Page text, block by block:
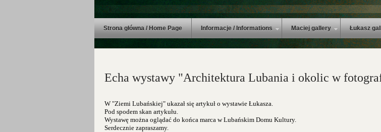
Strona główna / Home Page Informacje / Informations Maciej gallery Łukasz
Echa wystawy "Architektura Lubania i okolic w
W "Ziemi Lubańskiej" ukazał się artykuł o wystawie Łukasza.
Pod spodem skan artykułu.
Wystawę można oglądać do końca marca w Lubańskim Domu Kultury.
Serdecznie zapraszamy.